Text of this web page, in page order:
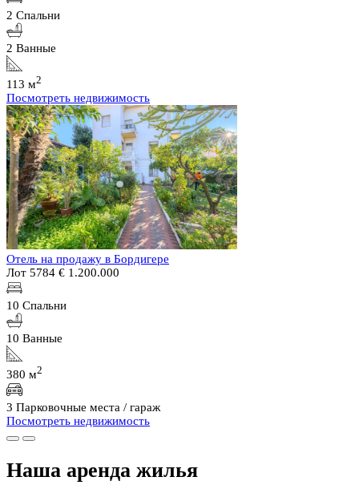
2 Спальни
2 Ванные
113 м2
Посмотреть недвижимость
Отель на продажу в Бордигере
Лот 5784 € 1.200.000
10 Спальни
10 Ванные
380 м2
3 Парковочные места / гараж
Посмотреть недвижимость
Наша аренда жилья